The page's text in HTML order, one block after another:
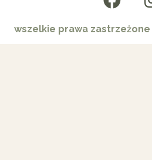
wszelkie prawa